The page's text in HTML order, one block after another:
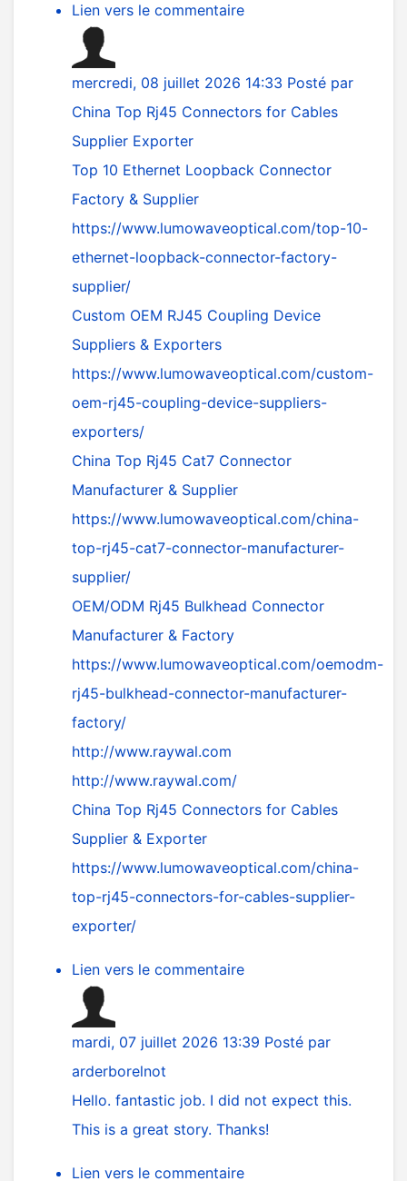
Lien vers le commentaire
mercredi, 08 juillet 2026 14:33 Posté par
China Top Rj45 Connectors for Cables
Supplier Exporter
Top 10 Ethernet Loopback Connector
Factory & Supplier
https://www.lumowaveoptical.com/top-10-
ethernet-loopback-connector-factory-
supplier/
Custom OEM RJ45 Coupling Device
Suppliers & Exporters
https://www.lumowaveoptical.com/custom-
oem-rj45-coupling-device-suppliers-
exporters/
China Top Rj45 Cat7 Connector
Manufacturer & Supplier
https://www.lumowaveoptical.com/china-
top-rj45-cat7-connector-manufacturer-
supplier/
OEM/ODM Rj45 Bulkhead Connector
Manufacturer & Factory
https://www.lumowaveoptical.com/oemodm-
rj45-bulkhead-connector-manufacturer-
factory/
http://www.raywal.com
http://www.raywal.com/
China Top Rj45 Connectors for Cables
Supplier & Exporter
https://www.lumowaveoptical.com/china-
top-rj45-connectors-for-cables-supplier-
exporter/
Lien vers le commentaire
mardi, 07 juillet 2026 13:39 Posté par
arderborelnot
Hello. fantastic job. I did not expect this.
This is a great story. Thanks!
Lien vers le commentaire